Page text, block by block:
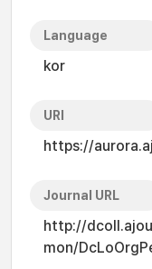
Language
kor
URI
https://
Journal URL
http://
mon/